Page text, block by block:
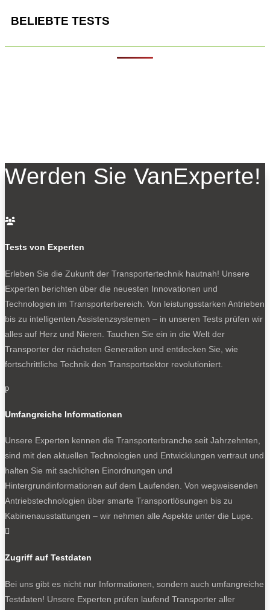
BELIEBTE TESTS
Werden Sie VanExperte!

Tests von Experten
Erleben Sie die Zukunft der Transportertechnik hautnah! Unsere
Experten berichten über die neuesten Innovationen und
Technologien im Transporterbereich. Von leistungsstarken Antrieben
bis zu intelligenten Assistenzsystemen – in unseren Tests prüfen wir
alles auf Herz und Nieren. Tauchen Sie ein in die Welt der
Transporter der nächsten Generation und entdecken Sie, wie
fortschrittliche Technik den Transportsektor revolutioniert.
p
Umfangreiche Informationen
Unsere Experten kennen die Transporterbranche seit Jahrzehnten,
sind mit den aktuellen Technologien und Entwicklungen vertraut und
halten Sie mit sachlichen Einordnungen und
Hintergrundinformationen auf dem Laufenden. Von wegweisenden
Antriebstechnologien über smarte Transportlösungen bis zu
Kabinenausstattungen – wir nehmen alle Aspekte unter die Lupe.

Zugriff auf Testdaten
Bei uns gibt es nicht nur Informationen, sondern auch umfangreiche
Testdaten! Unsere Experten prüfen laufend Transporter aller